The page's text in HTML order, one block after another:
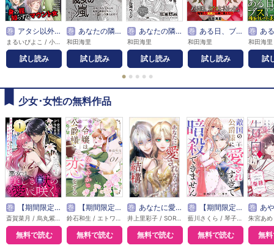
巻 アタシ以外、全員ミジメ！ ～身の程知らずなマウント女～
試し読み
巻 あなたの隣のモンスター主婦ＳＰ～彼女の嵐～
和田海里
試し読み
巻 あなたの隣のモンスター主婦ＳＰ～ヒ・ラ・ヒ・ラ～
和田海里
試し読み
巻 ある日、ブスになった。 転落した元美人は手に負えない
和田海里
試し読み
巻 ある日、ブスにな
和田海里
試
● ● ● ● ●
少女･女性の無料作品
巻 【期間限定無料】悪女は美しき獣の愛に咲く（単話版）
無料で読む
巻 【期間限定無料】本好き令嬢は敏腕公爵様とひそやかに恋をする
無料で読む
巻 あなたに愛されなくても結構です【タテヨミ】
無料で読む
巻 【期間限定無料】敵国の公爵様に愛されすぎて暗殺できません！
無料で読む
巻 あやかし花嫁の告白～
無